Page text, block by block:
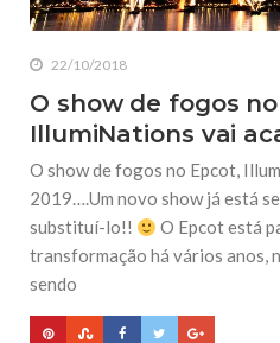
22/10/2018
O show de fogos
IllumiNations vai
O show de fogos no Epcot,
2019….Um novo show já está
substituí-lo!!
O Epcot está
transformação há vários anos,
sendo